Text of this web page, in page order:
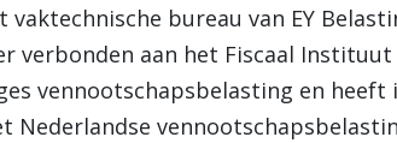
bureau van EY
verbonden aan het Fiscaal Instituut
vennootschapsbelasting en heeft
Nederlandse